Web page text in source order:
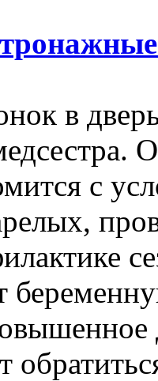
в
с